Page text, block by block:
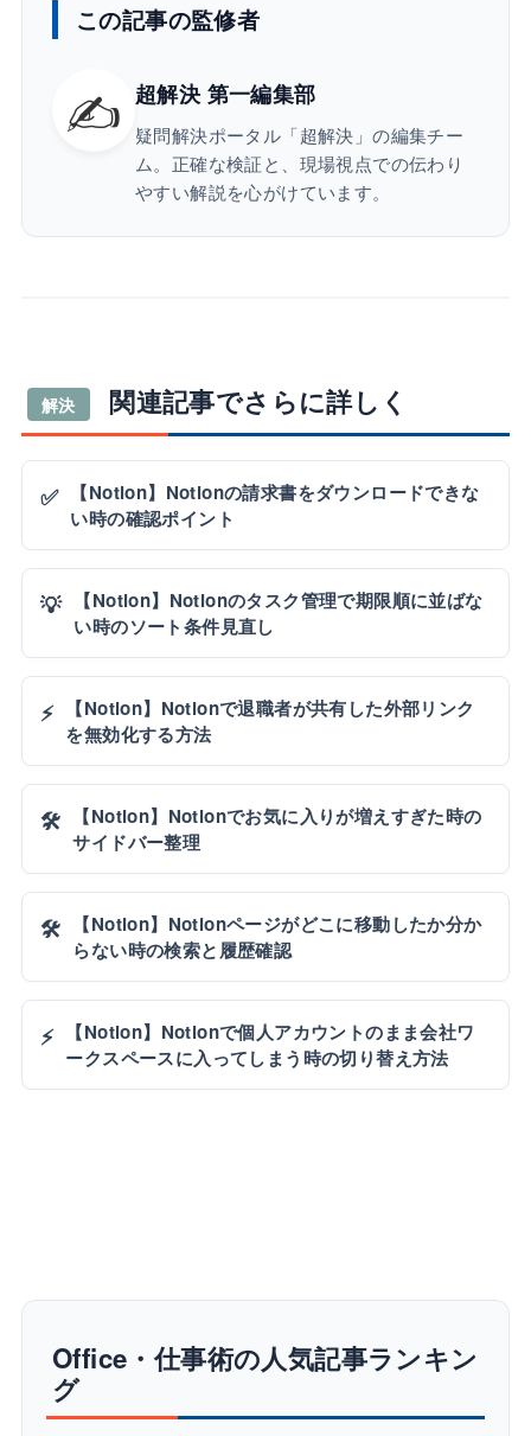
この記事の監修者
✍️ 超解決 第一編集部
疑問解決ポータル「超解決」の編集チー
ム。正確な検証と、現場視点での伝わり
やすい解説を心がけています。
解決 関連記事でさらに詳しく
✅
【Notion】Notionの請求書をダウンロードできな
い時の確認ポイント
💡
【Notion】Notionのタスク管理で期限順に並ばな
い時のソート条件見直し
⚡
【Notion】Notionで退職者が共有した外部リンク
を無効化する方法
🛠️
【Notion】Notionでお気に入りが増えすぎた時の
サイドバー整理
🛠️
【Notion】Notionページがどこに移動したか分か
らない時の検索と履歴確認
⚡
【Notion】Notionで個人アカウントのまま会社ワ
ークスペースに入ってしまう時の切り替え方法
Office・仕事術の人気記事ランキン
グ